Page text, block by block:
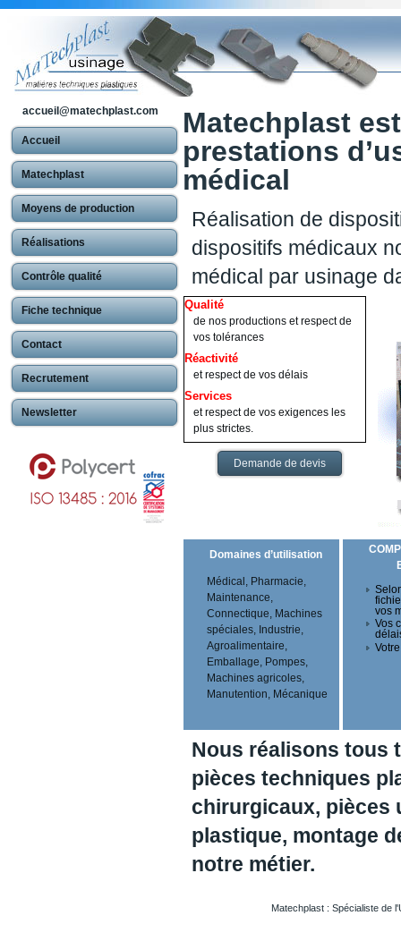
accueil@matechplast.com
Accueil
Matechplast
Moyens de production
Réalisations
Contrôle qualité
Fiche technique
Contact
Recrutement
Newsletter
Matechplast
prestations
médical
Réalisation de
dispositifs médicaux
médical par usinage
Qualité
de nos productions et respect de
vos tolérances
Réactivité
et respect de vos délais
Services
et respect de vos exigences les
plus strictes.
Demande de devis
Domaines d’utilisation
Médical, Pharmacie,
Maintenance,
Connectique, Machines
spéciales, Industrie,
Agroalimentaire,
Emballage, Pompes,
Machines agricoles,
Manutention, Mécanique
vos
Vos
Nous réalisons tous
pièces techniques
chirurgicaux, pièces
plastique, montage
notre métier.
Matechplast : Spécialiste de